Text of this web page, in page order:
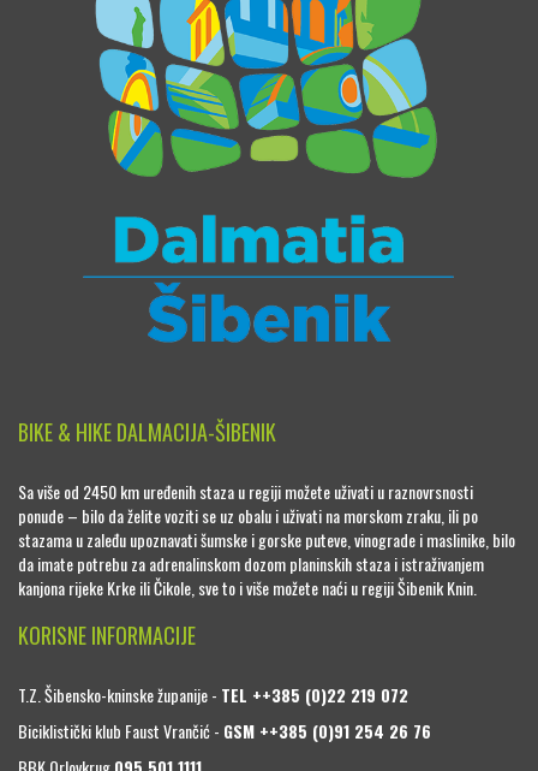
BIKE & HIKE DALMACIJA-ŠIBENIK
Sa više od 2450 km uređenih staza u regiji možete uživati u raznovrsnosti
ponude – bilo da želite voziti se uz obalu i uživati na morskom zraku, ili po
stazama u zaleđu upoznavati šumske i gorske puteve, vinograde i maslinike, bilo
da imate potrebu za adrenalinskom dozom planinskih staza i istraživanjem
kanjona rijeke Krke ili Čikole, sve to i više možete naći u regiji Šibenik Knin.
KORISNE INFORMACIJE
T.Z. Šibensko-kninske županije - TEL ++385 (0)22 219 072
Biciklistički klub Faust Vrančić - GSM ++385 (0)91 254 26 76